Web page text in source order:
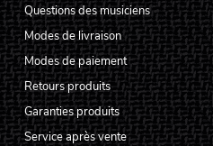
Questions des musiciens
Modes de livraison
Modes de paiement
Retours produits
Garanties produits
Service après vente